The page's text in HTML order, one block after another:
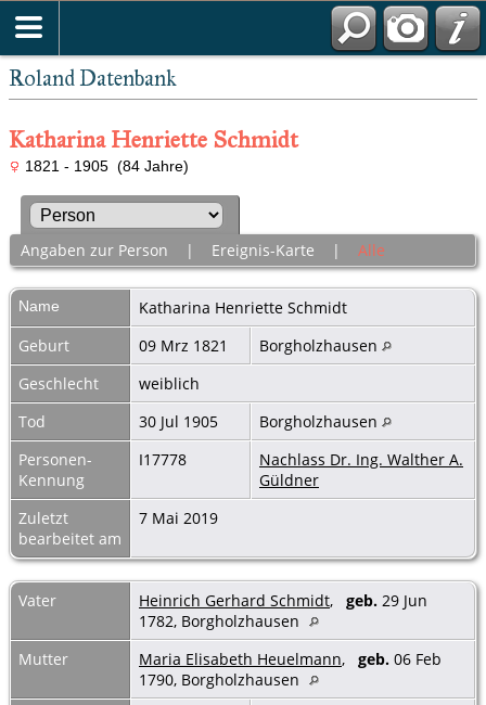
Roland Datenbank
Katharina Henriette Schmidt
1821 - 1905 (84 Jahre)
Angaben zur Person | Ereignis-Karte | Alle
Name Katharina Henriette Schmidt
Geburt
09 Mrz 1821
Borgholzhausen
Geschlecht
weiblich
Tod
30 Jul 1905
Borgholzhausen
Personen-
Kennung
I17778
Nachlass Dr. Ing. Walther A.
Güldner
Zuletzt
bearbeitet am
7 Mai 2019
Vater Heinrich Gerhard Schmidt, geb. 29 Jun
1782, Borgholzhausen
Mutter
Maria Elisabeth Heuelmann, geb. 06 Feb
1790, Borgholzhausen